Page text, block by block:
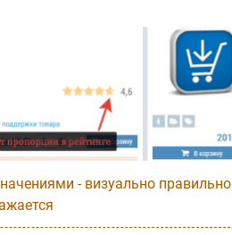
- визуально правильно